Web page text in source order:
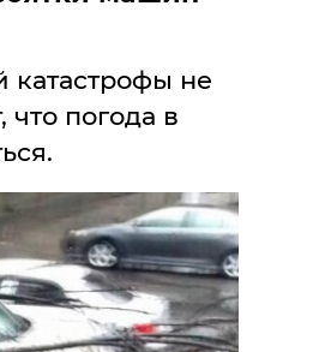
катастрофы не
погода в